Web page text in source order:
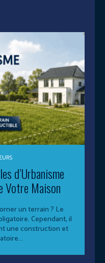
d’Urbanisme
Votre Maison
un terrain ? Le
Cependant, il
une construction et